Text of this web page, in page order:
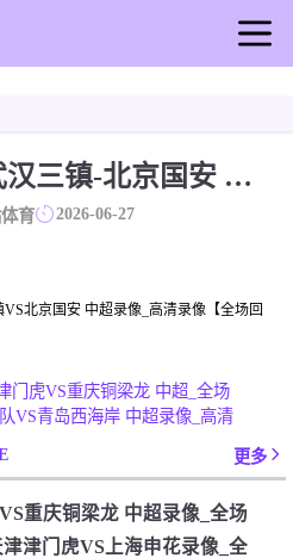
2026-06-27 中超 武汉三镇-北京国安 录像[咪咕体育]
育 2026-06-27
北京国安 中超录像_高清录像【全场回
门虎VS重庆铜梁龙 中超_全场
VS青岛西海岸 中超录像_高清
更多
重庆铜梁龙 中超录像_全场
津津门虎VS上海申花录像_全